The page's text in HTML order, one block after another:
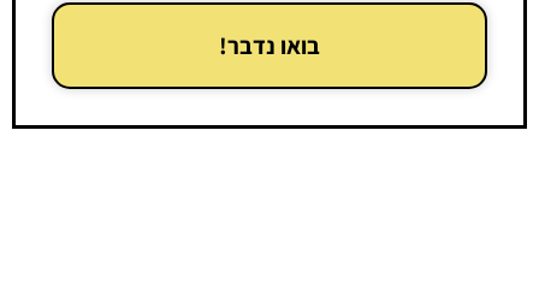
בואו נדבר!